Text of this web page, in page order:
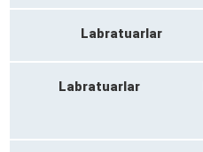
Labratuarlar
Labratuarlar